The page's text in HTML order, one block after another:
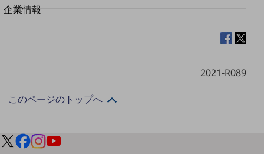
別ウィンドウで開きます
企業情報
事業拠点
2021-R089
このページのトップへ